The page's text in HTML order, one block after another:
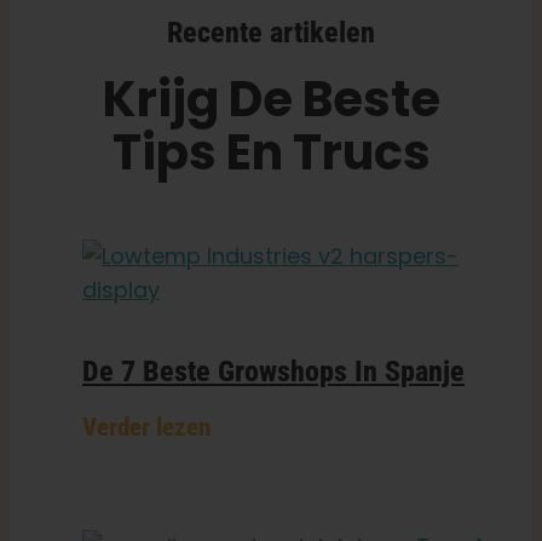
Recente artikelen
Krijg De Beste
Tips En Trucs
De 7 Beste Growshops In Spanje
Verder lezen